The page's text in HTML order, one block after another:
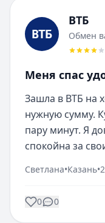
ВТБ
Обмен
Меня спас
Зашла в ВТБ на
нужную сумму.
пару минут. Я
спокойна за
Светлана•Казань•
0 0